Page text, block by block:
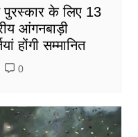
पुरस्कार के लिए 13
आंगनबाड़ी
होंगी सम्मानित
0